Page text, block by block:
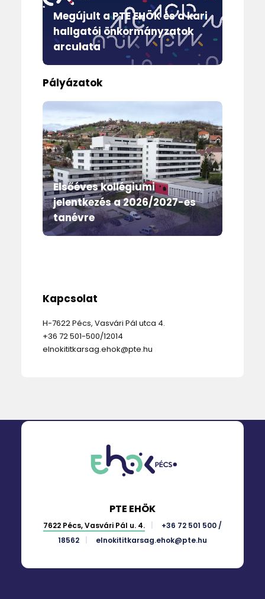
Megújult a PTE EHÖK és a kari
hallgatói önkormányzatok
arculata
Pályázatok
Elsőéves kollégiumi
jelentkezés a 2026/2027-es
tanévre
Kapcsolat
H-7622 Pécs, Vasvári Pál utca 4.
+36 72 501-500/12014
elnokititkarsag.ehok@pte.hu
PTE EHÖK
7622 Pécs, Vasvári Pál u. 4.
+36 72 501 500 /
18562
elnokititkarsag.ehok@pte.hu